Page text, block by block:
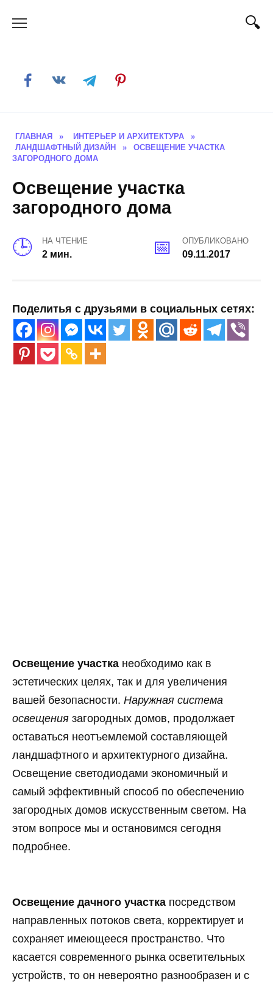
ГЛАВНАЯ » ИНТЕРЬЕР И АРХИТЕКТУРА
»
ЛАНДШАФТНЫЙ ДИЗАЙН
»
ОСВЕЩЕНИЕ УЧАСТКА
ЗАГОРОДНОГО ДОМА
Освещение участка
загородного дома
НА ЧТЕНИЕ
2 мин.
ОПУБЛИКОВАНО
09.11.2017
Поделитья с друзьями в социальных сетях:
Освещение участка необходимо как в
эстетических целях, так и для увеличения
вашей безопасности. Наружная система
освещения загородных домов, продолжает
оставаться неотъемлемой составляющей
ландшафтного и архитектурного дизайна.
Освещение светодиодами экономичный и
самый эффективный способ по обеспечению
загородных домов искусственным светом. На
этом вопросе мы и остановимся сегодня
подробнее.
Освещение дачного участка посредством
направленных потоков света, корректирует и
сохраняет имеющееся пространство. Что
касается современного рынка осветительных
устройств, то он невероятно разнообразен и с